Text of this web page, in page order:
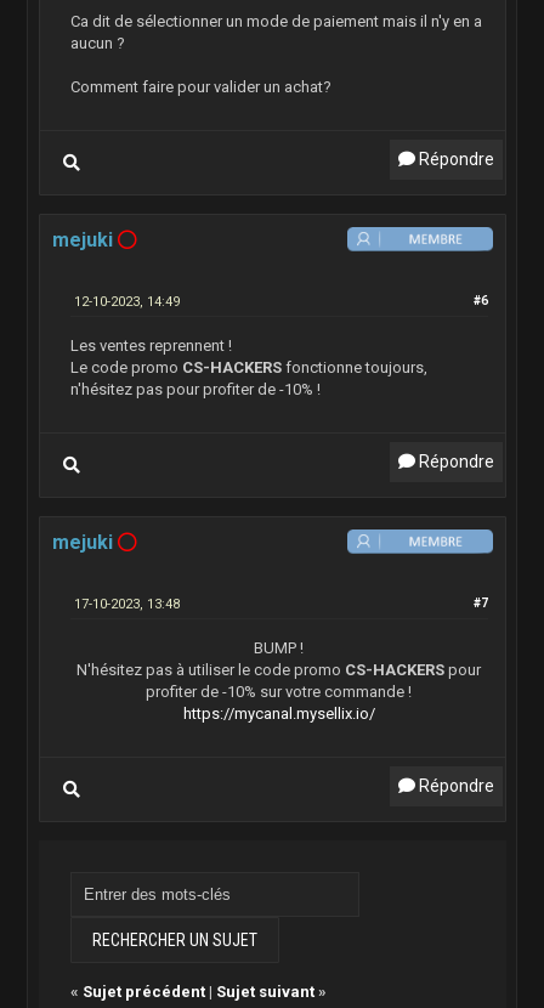
Ca dit de sélectionner un mode de paiement mais il n'y en a
aucun ?
Comment faire pour valider un achat?
Répondre
mejuki
#6
12-10-2023, 14:49
Les ventes reprennent !
Le code promo CS-HACKERSfonctionne toujours,
n'hésitez pas pour profiter de -10% !
Répondre
mejuki
#7
17-10-2023, 13:48
BUMP !
N'hésitez pas à utiliser le code promo CS-HACKERS pour
profiter de -10% sur votre commande !
https://mycanal.mysellix.io/
Répondre
« Sujet précédent| Sujet suivant»